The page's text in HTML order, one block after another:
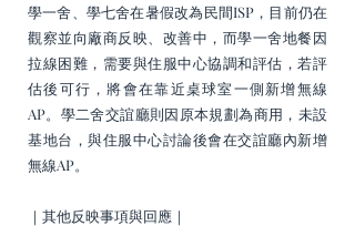
學一舍、學七舍在暑假改為民間ISP，目前仍在
觀察並向廠商反映、改善中，而學一舍地餐因
拉線困難，需要與住服中心協調和評估，若評
估後可行，將會在靠近桌球室一側新增無線
AP。學二舍交誼廳則因原本規劃為商用，未設
基地台，與住服中心討論後會在交誼廳內新增
無線AP。
｜其他反映事項與回應｜